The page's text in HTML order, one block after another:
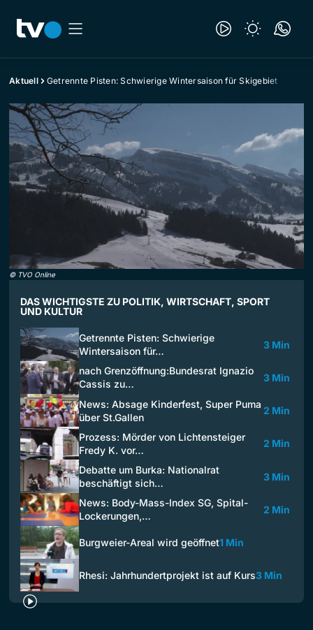
Aktuell Getrennte Pisten: Schwierige Wintersaison für Skigebiet
© TVO Online
DAS WICHTIGSTE ZU POLITIK, WIRTSCHAFT, SPORT
UND KULTUR
Getrennte Pisten: Schwierige
Wintersaison für…
3 Min
nach Grenzöffnung:Bundesrat Ignazio
Cassis zu…
3 Min
News: Absage Kinderfest, Super Puma
über St.Gallen
2 Min
Prozess: Mörder von Lichtensteiger
Fredy K. vor…
2 Min
Debatte um Burka: Nationalrat
beschäftigt sich…
3 Min
News: Body-Mass-Index SG, Spital-
Lockerungen,…
2 Min
Burgweier-Areal wird geöffnet1 Min
Rhesi: Jahrhundertprojekt ist auf Kurs3 Min